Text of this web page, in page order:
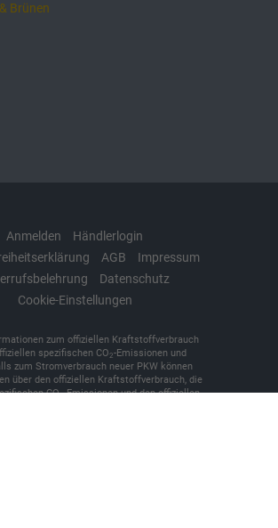
Brünen
Anmelden
Händlerlogin
AGB
Impressum
Datenschutz
Cookie-Einstellungen
zum offiziellen Kraftstoffverbrauch
spezifischen CO2-Emissionen und
zum Stromverbrauch neuer PKW können
über den offiziellen Kraftstoffverbrauch, die
CO -Emissionen und den offiziellen